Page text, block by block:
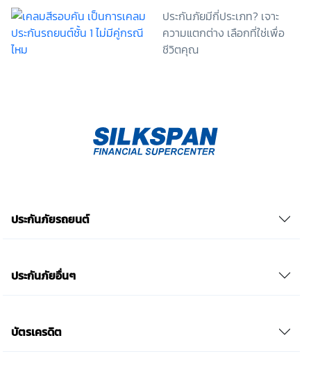
(เช่น ข้าพเจ้าอาจได้รับความสะดวกในการใช้บริการน้อย
ลง หรือข้าพเจ้าไม่สามารถเข้าถึงฟังก์ชันการใช้งานบาง
อย่างได้ เป็นต้น) และข้าพเจ้าทราบว่าการถอนความ
ยินยอมดังกล่าว ไม่มีผลกระทบต่อการประมวลผลข้อมูล
ประกันเท่านั้น เช็คราคา
ประกันภัยมีกี่ประเภท? เจาะ
ความแตกต่าง เลือกที่ใช่เพื่อ
ชีวิตคุณ
ประกันภัยรถยนต์
ประกันภัยอื่นๆ
บัตรเครดิต